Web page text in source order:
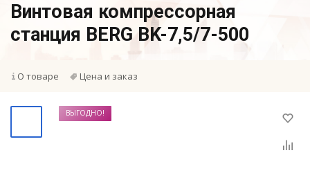
Винтовая компрессорная
станция BERG BK-7,5/7-500
О товаре Цена и заказ
ВЫГОДНО!